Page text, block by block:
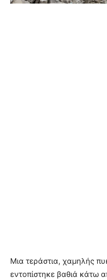
Μια τεράστια, χαμηλής
εντοπίστηκε βαθιά κάτω